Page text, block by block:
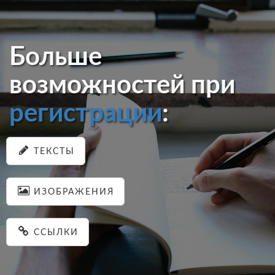
Больше
возможностей при
регистрации:
ТЕКСТЫ
ИЗОБРАЖЕНИЯ
ССЫЛКИ